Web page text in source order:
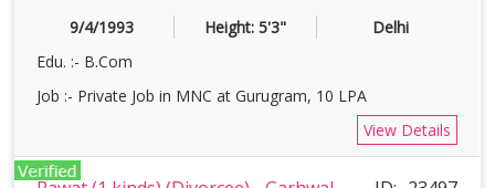
9/4/1993 Height: 5'3"
Delhi
Edu. :- B.Com
Job :- Private Job in MNC at Gurugram, 10 LPA
View Details